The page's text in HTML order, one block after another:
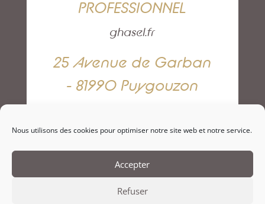
Nous utilisons des cookies pour optimiser notre site web et notre service.
Accepter
Refuser
PROFESSIONNEL
ghasel.fr
25 Avenue de Garban
- 81990 Puygouzon